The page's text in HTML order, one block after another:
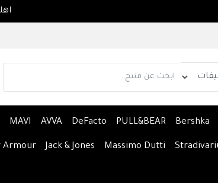
Bershka
PULL&BEAR
DeFacto
AVVA
MAVI
Massimo Dutti
Jack & Jones
Armour